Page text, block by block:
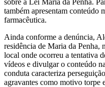
também apresentam conteúdo
farmacêutica.
Ainda conforme a denúncia,
residência de Maria da Penha,
local onde ocorreu a tentativa
vídeos e divulgar o conteúdo
conduta caracteriza
agravantes como motivo torpe